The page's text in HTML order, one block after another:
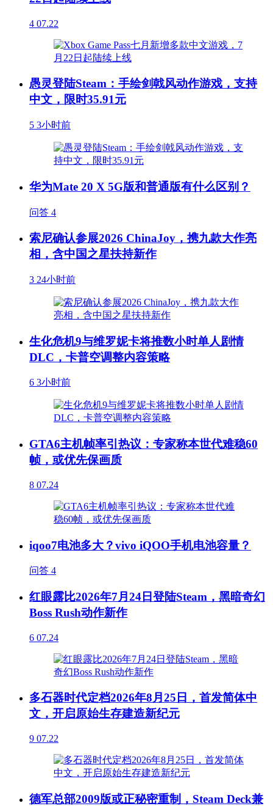
4 07.22
愚灵登陆Steam：手绘剑戟风动作游戏，支持
中文，限时35.91元
5 3小时前
华为Mate 20 X 5G版和普通版有什么区别？
问答 4
索尼确认参展2026 ChinaJoy，携九款大作亮
相，含中国之星扶持新作
3 24小时前
生化危机9与维罗妮卡将推数小时单人剧情
DLC，卡普空调整内容策略
6 3小时前
GTA6主机帧率引热议：专家称本世代难稳60
帧，或优先保画质
8 07.24
iqoo7电池多大？vivo iQOO手机电池容量？
问答 4
红眼露比2026年7月24日登陆Steam，黑暗奇幻
Boss Rush动作新作
6 07.24
多石器时代定档2026年8月25日，首发简体中
文，开启原始生存建造新纪元
9 07.22
德军总部2009版或正秘密重制，Steam Deck兼